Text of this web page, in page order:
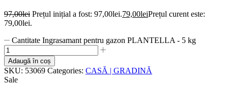
97,00lei Prețul inițial a fost: 97,00lei.79,00leiPrețul curent este:
79,00lei.
Cantitate Ingrasamant pentru gazon PLANTELLA - 5 kg
Adaugă în coș
SKU: 53069 Categories: CASĂ | GRADINĂ
Sale